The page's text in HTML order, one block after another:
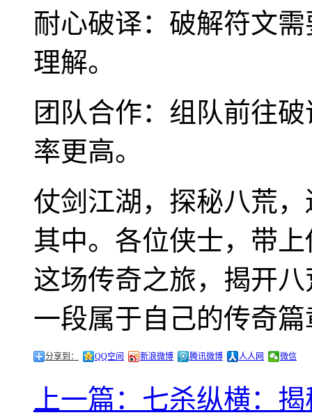
耐心破译：破解符文
理解。
团队合作：组队前往
率更高。
仗剑江湖，探秘八荒
其中。各位侠士，带
这场传奇之旅，揭开
一段属于自己的传奇篇
分享到： QQ空间 新浪微博 腾讯微博 人人网 微信
上一篇：七杀纵横：